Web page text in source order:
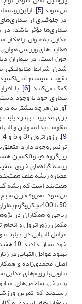
می‌شوند [5
بیماری‌ها مؤثر باشد.
غذایی به‌عنوان
فعالیت‌های ورزشی هوازی
خون است. در بیماران
شدن شرایط متابولیکی
تقویت سیستم
کمک می‌کنند [6]. با
بیماری خود با وجود
آوردن هرچه بیشتر به
برای مدیریت بهتر
مقاومت به انسولین و
9
ترانس وجود دارد،
ریشه گیاه‌های خربق
عصاره ریشه علف
هفت‌بند است که ریشه
می‌شود. معروف‌ترین منبع
50 تا 400 میکروگرم به‌ازای گرم در خوشه تازه متغیر است [
ریاحی و همکاران در
مکمل رزوراترول و
عوامل التهابی در دیابت نوع 2
خود
بهبود عوامل التهابی در زنان چاق
اصل محمدی‌زاده و
رسیدند که تمرین